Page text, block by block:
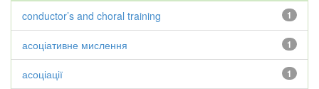
1
conductor’s and choral training
1
асоціативне мислення
1
асоціації